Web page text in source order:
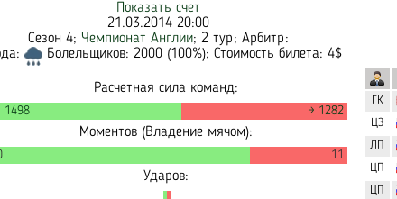
Показать счет
21.03.2014 20:00
Сезон 4; Чемпионат Англии; 2 тур; Арбитр:
Болельщиков: 2000 (100%); Стоимость билета: 4$
Расчетная сила команд:
1498 → 1282
Моментов (Владение мячом):
11
Ударов:
ГК
ЦЗ
ЛП
ЦП
ЦП